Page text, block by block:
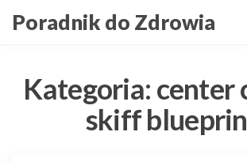
doPoradnik do Zdrowia
Kategoria: center
skiff